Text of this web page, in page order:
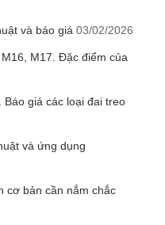
và báo giá 03/02/2026
M17. Đặc điểm của
giá các loại đai treo
và ứng dụng
cơ bản cần nắm chắc